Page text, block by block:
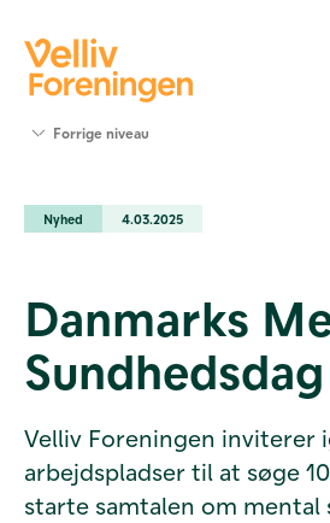
Værktøjer
Foreningen
Kontakt
os
Forrige niveau
Nyhed 4.03.2025
Danmarks
Velliv Foreningen inviterer
arbejdspladser til at søge
starte samtalen om mental